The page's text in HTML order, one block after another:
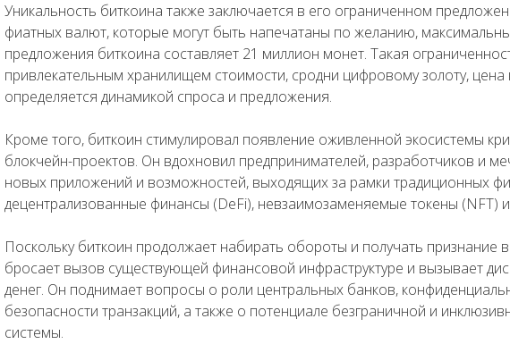
Уникальность биткоина также заключается в его ограниченном
фиатных валют, которые могут быть напечатаны по желанию,
предложения биткоина составляет 21 миллион монет. Такая
привлекательным хранилищем стоимости, сродни цифровому золоту, цена
определяется динамикой спроса и предложения.
Кроме того, биткоин стимулировал появление оживленной экосистемы
блокчейн-проектов. Он вдохновил предпринимателей, разработчиков и
новых приложений и возможностей, выходящих за рамки традиционных
децентрализованные финансы (DeFi), невзаимозаменяемые токены (NFT)
Поскольку биткоин продолжает набирать обороты и получать признание
бросает вызов существующей финансовой инфраструктуре и вызывает
денег. Он поднимает вопросы о роли центральных банков,
безопасности транзакций, а также о потенциале безграничной и
системы.